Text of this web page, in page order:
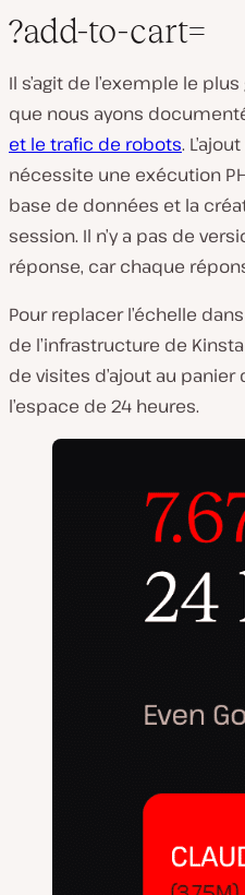
?add-to-cart=
Il s’agit de l’exemple le
que nous ayons
et le trafic de robots.
nécessite une exécution
base de données et la
session. Il n’y a pas de
réponse, car chaque
Pour replacer l’échelle
de l’infrastructure de
de visites d’ajout au
l’espace de 24 heures.